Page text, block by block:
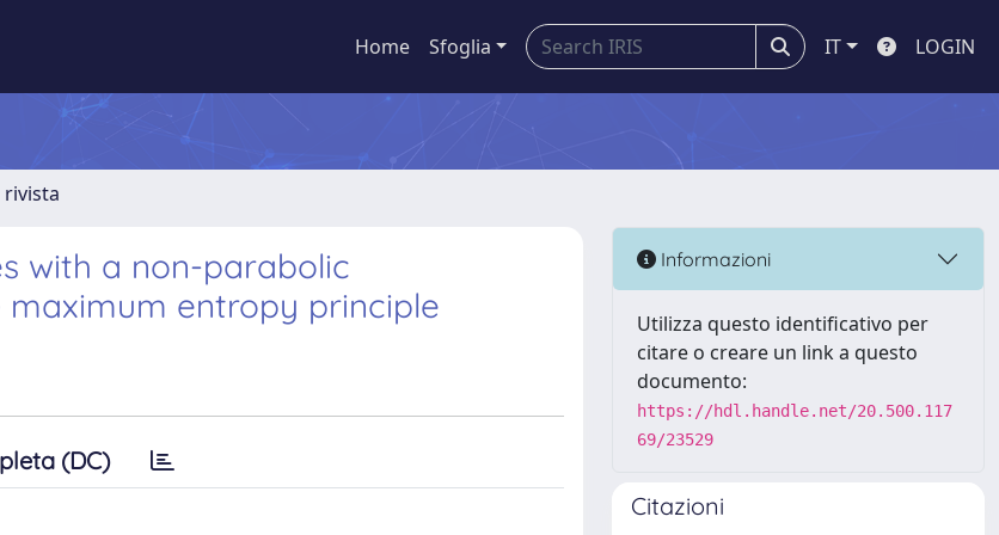
Home Sfoglia IT LOGIN
rivista
with a non-parabolic
entropy principle
(DC)
Informazioni
Utilizza questo identificativo per
citare o creare un link a questo
documento:
https://hdl.handle.net/20.500.117
69/23529
Citazioni